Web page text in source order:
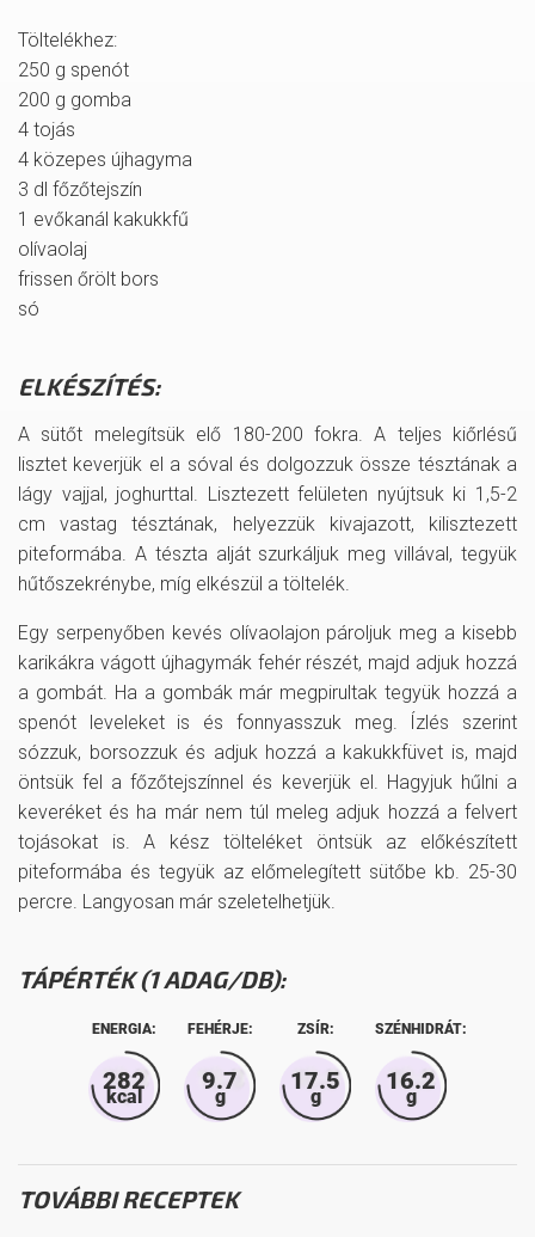
Töltelékhez:
250 g spenót
200 g gomba
4 tojás
4 közepes újhagyma
3 dl főzőtejszín
1 evőkanál kakukkfű
olívaolaj
frissen őrölt bors
só
TÁPÉRTÉK (1 ADAG/DB):
ENERGIA:
282
kcal
FEHÉRJE:
9.7
g
ZSÍR:
17.5
g
SZÉNHIDRÁT:
16.2
g
ELKÉSZÍTÉS:
A sütőt melegítsük elő 180-200 fokra. A teljes kiőrlésű
lisztet keverjük el a sóval és dolgozzuk össze tésztának a
lágy vajjal, joghurttal. Lisztezett felületen nyújtsuk ki 1,5-2
cm vastag tésztának, helyezzük kivajazott, kilisztezett
piteformába. A tészta alját szurkáljuk meg villával, tegyük
hűtőszekrénybe, míg elkészül a töltelék.
Egy serpenyőben kevés olívaolajon pároljuk meg a kisebb
karikákra vágott újhagymák fehér részét, majd adjuk hozzá
a gombát. Ha a gombák már megpirultak tegyük hozzá a
spenót leveleket is és fonnyasszuk meg. Ízlés szerint
sózzuk, borsozzuk és adjuk hozzá a kakukkfüvet is, majd
öntsük fel a főzőtejszínnel és keverjük el. Hagyjuk hűlni a
keveréket és ha már nem túl meleg adjuk hozzá a felvert
tojásokat is. A kész tölteléket öntsük az előkészített
piteformába és tegyük az előmelegített sütőbe kb. 25-30
percre. Langyosan már szeletelhetjük.
TOVÁBBI RECEPTEK